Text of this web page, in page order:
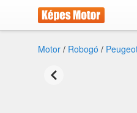
Motor / Robogó /